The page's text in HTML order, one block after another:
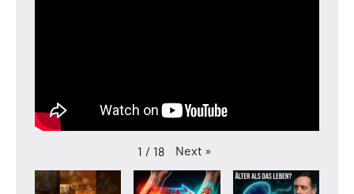
1 / 18 Next »